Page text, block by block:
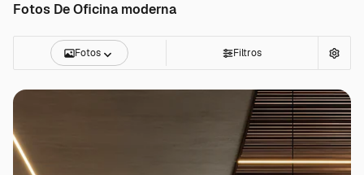
Fotos De Oficina moderna
Fotos Filtros